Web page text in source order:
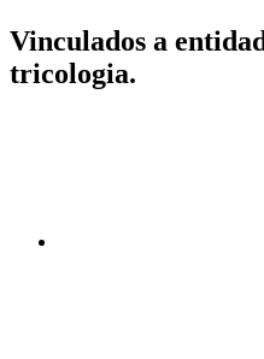
Vinculados a
tricologia.